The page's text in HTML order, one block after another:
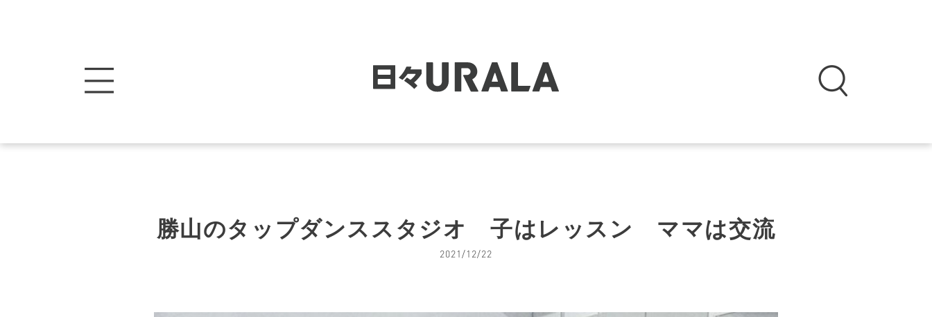
勝山のタップダンススタジオ 子はレッスン ママは交流
2021/12/22